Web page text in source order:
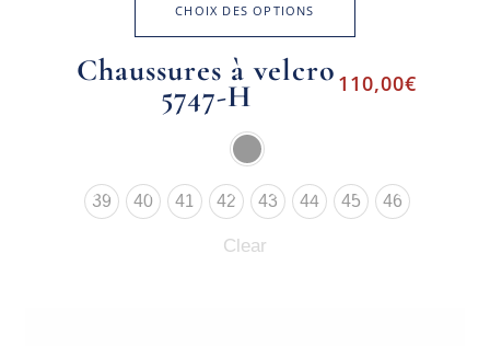
CHOIX DES OPTIONS
Chaussures à velcro
5747-H 110,00€
39 40 41 42 43 44 45 46
Clear